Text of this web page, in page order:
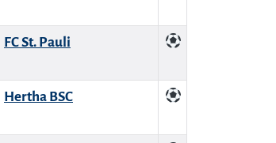
FC St. Pauli
Hertha BSC